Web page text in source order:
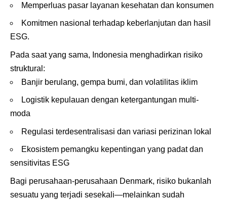
Memperluas pasar layanan kesehatan dan konsumen
Komitmen nasional terhadap keberlanjutan dan hasil
ESG.
Pada saat yang sama, Indonesia menghadirkan risiko
struktural:
Banjir berulang, gempa bumi, dan volatilitas iklim
Logistik kepulauan dengan ketergantungan multi-
moda
Regulasi terdesentralisasi dan variasi perizinan lokal
Ekosistem pemangku kepentingan yang padat dan
sensitivitas ESG
Bagi perusahaan-perusahaan Denmark, risiko bukanlah
sesuatu yang terjadi sesekali—melainkan sudah